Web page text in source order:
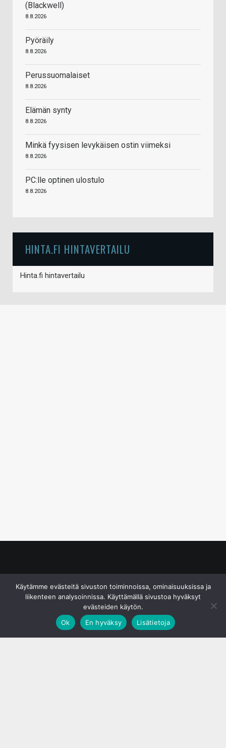
(Blackwell)
8.8.2026
Pyöräily
8.8.2026
Perussuomalaiset
8.8.2026
Elämän synty
8.8.2026
Minkä fyysisen levykäisen ostin viimeksi
8.8.2026
PC:lle optinen ulostulo
8.8.2026
HINTA.FI HINTAVERTAILU
Hinta.fi hintavertailu
Käytämme evästeitä sivuston toiminnoissa, ominaisuuksissa ja
liikenteen analysoinnissa. Käyttämällä sivustoa hyväksyt
evästeiden käytön.
Ok
En hyväksy Lisätietoja